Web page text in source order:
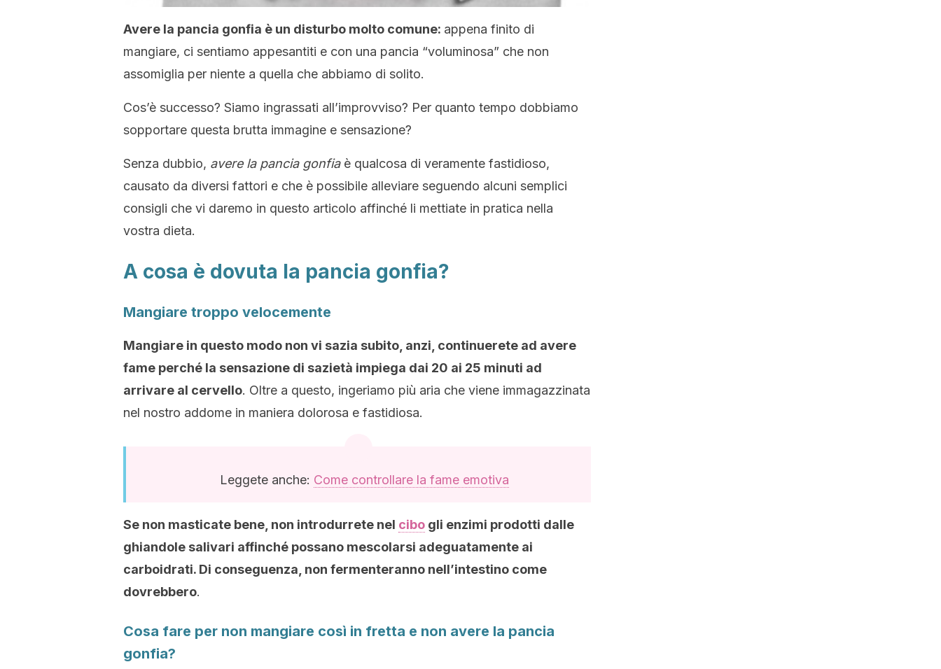
Avere la pancia gonfia è un disturbo molto comune: appena finito di
mangiare, ci sentiamo appesantiti e con una pancia “voluminosa” che non
assomiglia per niente a quella che abbiamo di solito.
Cos’è successo? Siamo ingrassati all’improvviso? Per quanto tempo dobbiamo
sopportare questa brutta immagine e sensazione?
Senza dubbio, avere la pancia gonfiaè qualcosa di veramente fastidioso,
causato da diversi fattori e che è possibile alleviare seguendo alcuni semplici
consigli che vi daremo in questo articolo affinché li mettiate in pratica nella
vostra dieta.
A cosa è dovuta la pancia gonfia?
Mangiare troppo velocemente
Mangiare in questo modo non vi sazia subito, anzi, continuerete ad avere
fame perché la sensazione di sazietà impiega dai 20 ai 25 minuti ad
arrivare al cervello. Oltre a questo, ingeriamo più aria che viene immagazzinata
nel nostro addome in maniera dolorosa e fastidiosa.
Leggete anche: Come controllare la fame emotiva
Se non masticate bene, non introdurrete nel cibo gli enzimi prodotti dalle
ghiandole salivari affinché possano mescolarsi adeguatamente ai
carboidrati. Di conseguenza, non fermenteranno nell’intestino come
dovrebbero.
Cosa fare per non mangiare così in fretta e non avere la pancia
gonfia?